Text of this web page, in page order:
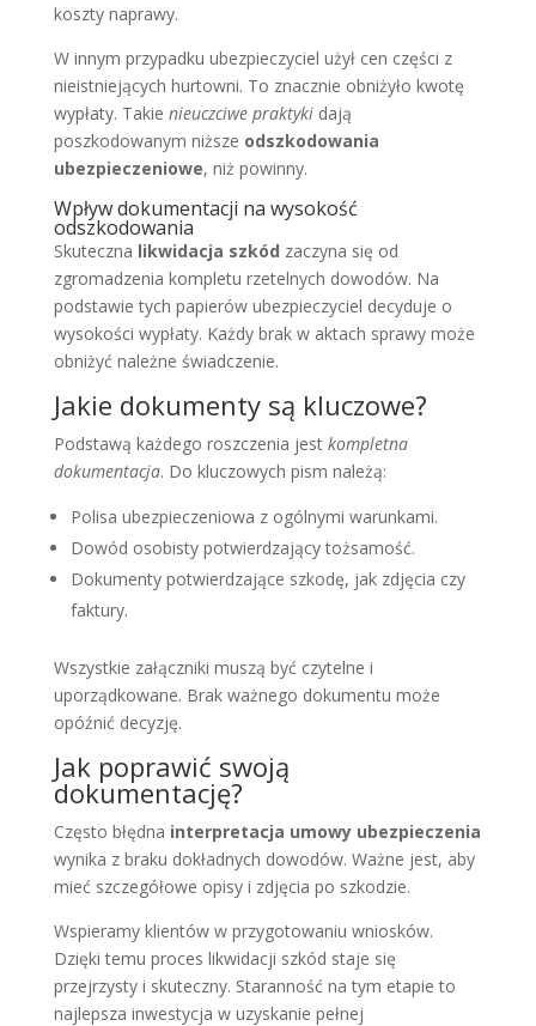
koszty naprawy.
W innym przypadku ubezpieczyciel użył cen części z
nieistniejących hurtowni. To znacznie obniżyło kwotę
wypłaty. Takie nieuczciwe praktykidają
poszkodowanym niższe odszkodowania
ubezpieczeniowe, niż powinny.
Wpływ dokumentacji na wysokość
odszkodowania
Skuteczna likwidacja szkód zaczyna się od
zgromadzenia kompletu rzetelnych dowodów. Na
podstawie tych papierów ubezpieczyciel decyduje o
wysokości wypłaty. Każdy brak w aktach sprawy może
obniżyć należne świadczenie.
Jakie dokumenty są kluczowe?
Podstawą każdego roszczenia jest kompletna
dokumentacja. Do kluczowych pism należą:
Polisa ubezpieczeniowa z ogólnymi warunkami.
Dowód osobisty potwierdzający tożsamość.
Dokumenty potwierdzające szkodę, jak zdjęcia czy
faktury.
Wszystkie załączniki muszą być czytelne i
uporządkowane. Brak ważnego dokumentu może
opóźnić decyzję.
Jak poprawić swoją
dokumentację?
Często błędna interpretacja umowy ubezpieczenia
wynika z braku dokładnych dowodów. Ważne jest, aby
mieć szczegółowe opisy i zdjęcia po szkodzie.
Wspieramy klientów w przygotowaniu wniosków.
Dzięki temu proces likwidacji szkód staje się
przejrzysty i skuteczny. Staranność na tym etapie to
najlepsza inwestycja w uzyskanie pełnej